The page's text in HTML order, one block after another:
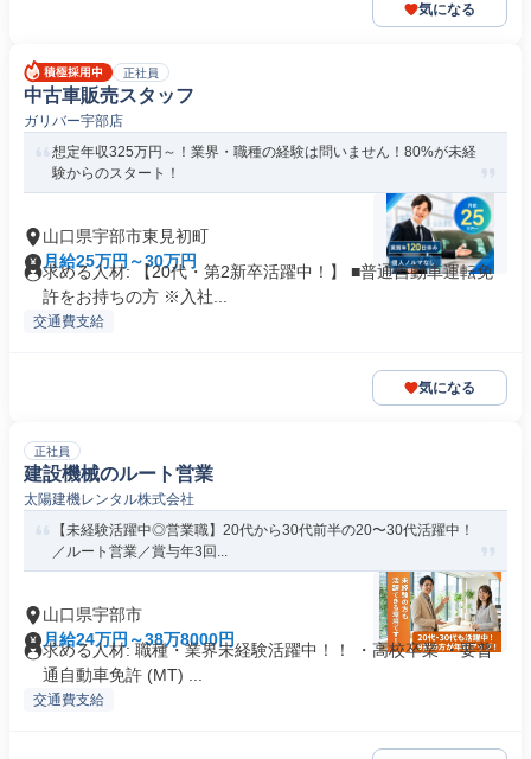
気になる
正社員
中古車販売スタッフ
ガリバー宇部店
想定年収325万円～！業界・職種の経験は問いません！80%が未経
験からのスタート！
山口県宇部市東見初町
月給25万円～30万円
求める人材: 【20代・第2新卒活躍中！】 ■普通自動車運転免
許をお持ちの方 ※入社...
交通費支給
気になる
正社員
建設機械のルート営業
太陽建機レンタル株式会社
【未経験活躍中◎営業職】20代から30代前半の20〜30代活躍中！
／ルート営業／賞与年3回...
山口県宇部市
月給24万円～38万8000円
求める人材: 職種・業界未経験活躍中！！ ・高校卒業 ・要普
通自動車免許 (MT) ...
交通費支給